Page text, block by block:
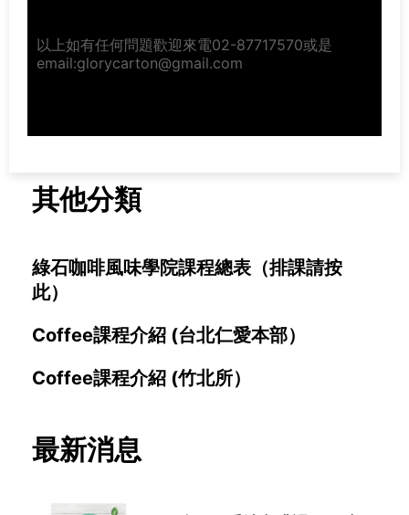
其他分類
綠石咖啡風味學院課程總表（排課請按
此）
Coffee課程介紹 (台北仁愛本部）
Coffee課程介紹 (竹北所）
最新消息
以上如有任何問題歡迎來電02-87717570或是
email:glorycarton@gmail.com